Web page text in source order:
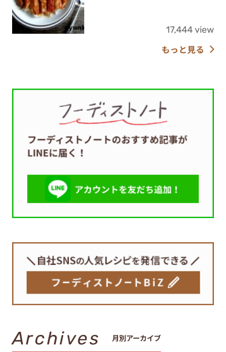
17,444 view
もっと見る
Archives 月別アーカイブ